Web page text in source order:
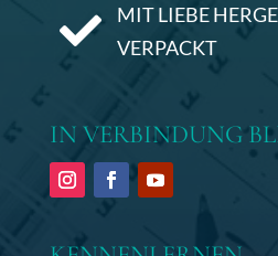

MIT LIEBE
VERPACKT
IN VERBINDUNG